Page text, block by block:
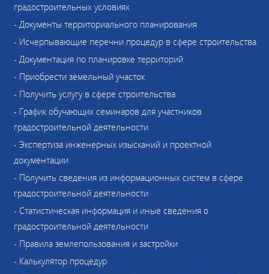
градостроительных условиях
- Документы территориального планирования
- Исчерпывающие перечни процедур в сфере строительства
- Документация по планировке территорий
- Приобрести земельный участок
- Получить услугу в сфере строительства
- График обучающих семинаров для участников
градостроительной деятельности
- Экспертиза инженерных изысканий и проектной
документации
- Получить сведения из информационных систем в сфере
градостроительной деятельности
- Статистическая информация и иные сведения о
градостроительной деятельности
- Правила землепользования и застройки
- Калькулятор процедур